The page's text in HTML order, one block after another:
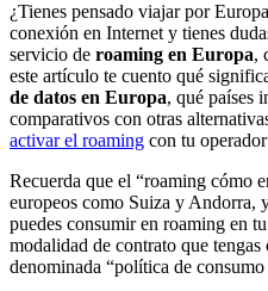
¿Tienes pensado viajar por
conexión en Internet y tienes
servicio de roaming en Europa,
este artículo te cuento qué
de datos en Europa, qué países
comparativos con otras
activar el roaming con tu
Recuerda que el “roaming cómo
europeos como Suiza y Andorra,
puedes consumir en roaming en
modalidad de contrato que
denominada “política de consumo